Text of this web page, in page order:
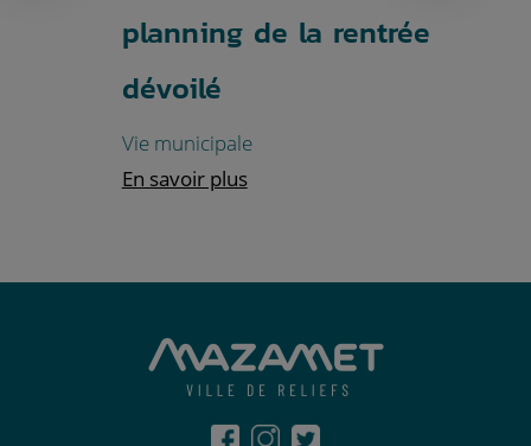
planning de la rentrée
dévoilé
Vie municipale
En savoir plus